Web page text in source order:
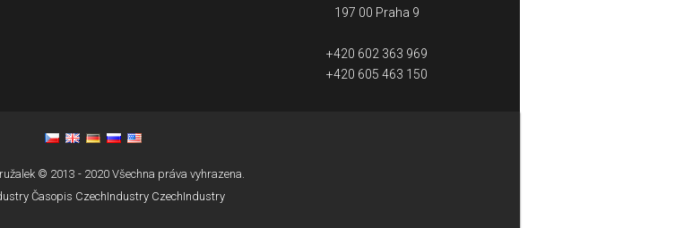
197 00 Praha 9
+420 602 363 969
+420 605 463 150
© 2013 - 2020 Všechna práva vyhrazena.
Časopis CzechIndustry CzechIndustry